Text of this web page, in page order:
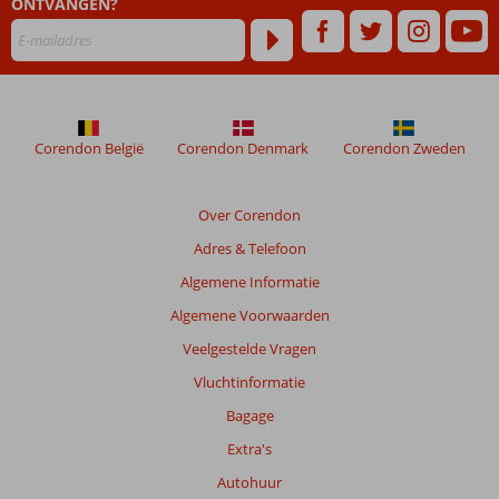
48
niet
weergegeven
om
Over Corendon
Adres & Telefoon
Algemene Informatie
Algemene Voorwaarden
Veelgestelde Vragen
Vluchtinformatie
Bagage
Extra's
Autohuur
Corendon België Corendon Denmark Corendon Zweden